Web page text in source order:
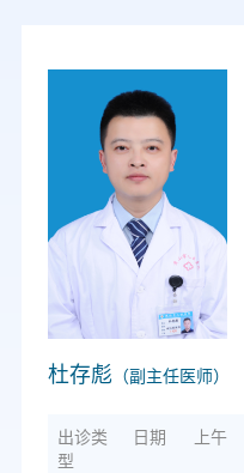
杜存彪 （副主任医师）
出诊类
型
日期 上午